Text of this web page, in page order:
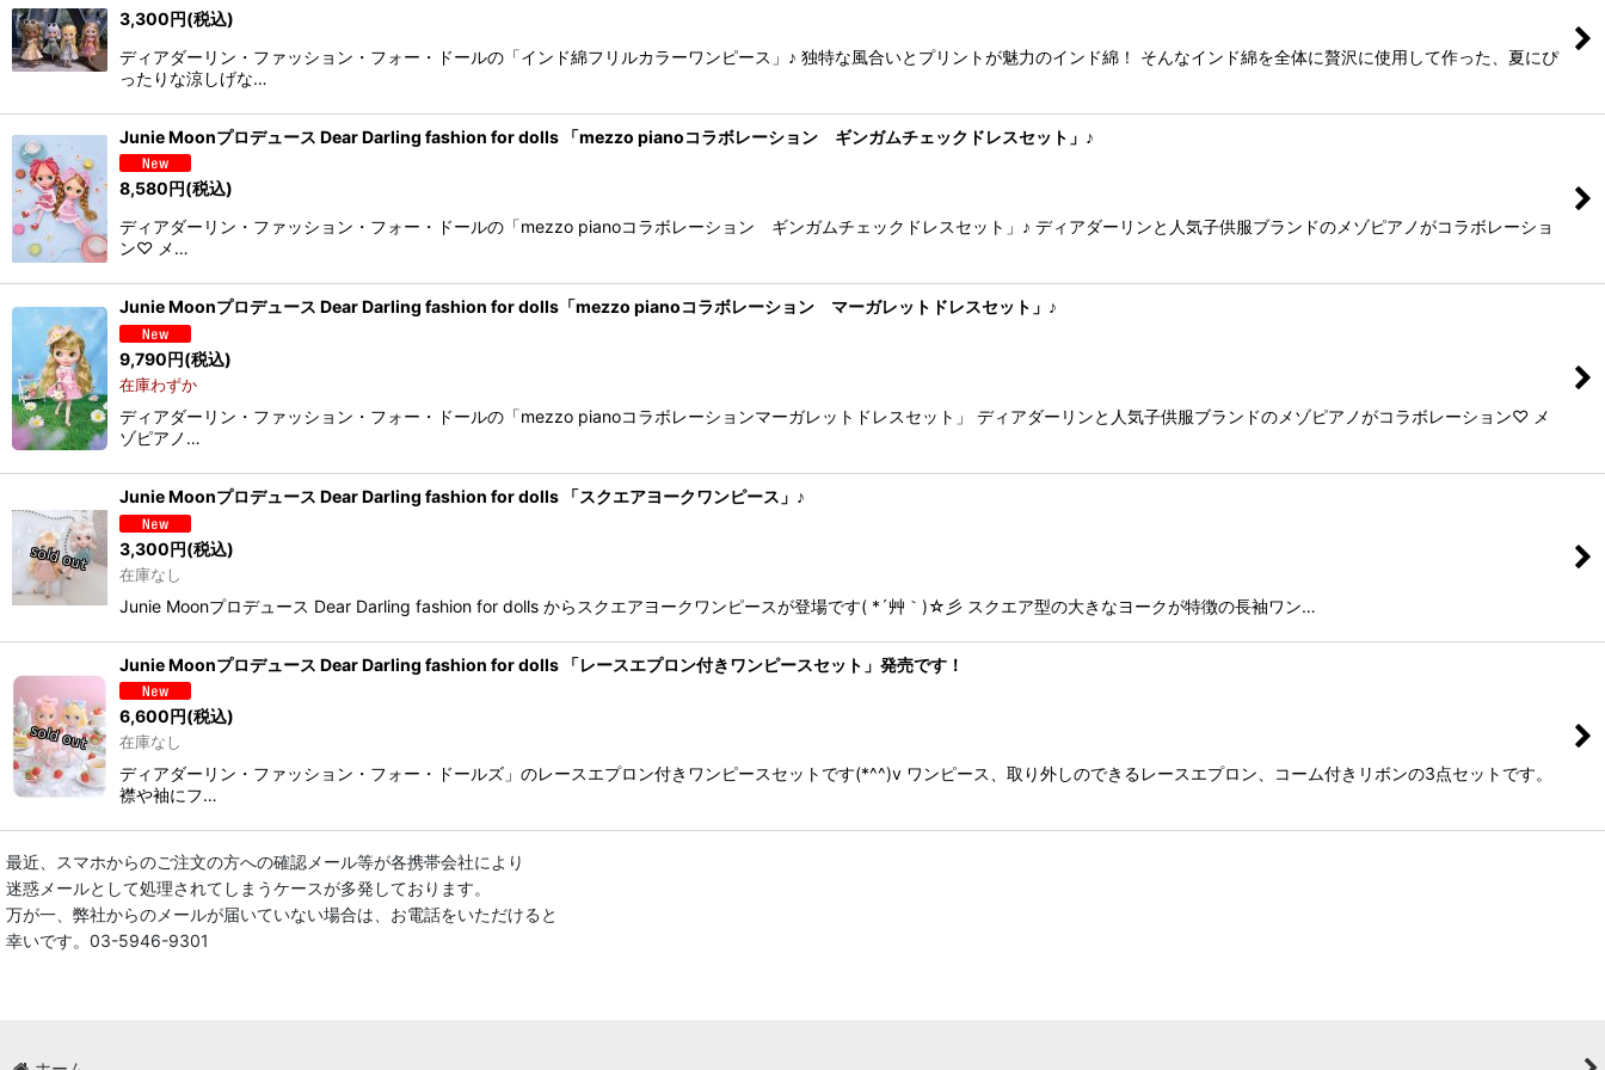
3,300円(税込)
ディアダーリン・ファッション・フォー・ドールの「インド綿フリルカラーワンピース」♪ 独特な風合いとプリントが魅力のインド綿！ そんなインド綿を全体に贅沢に使用して作った、夏にぴ
ったりな涼しげな…
Junie Moonプロデュース Dear Darling fashion for dolls 「mezzo pianoコラボレーション ギンガムチェックドレスセット」♪
8,580円(税込)
ディアダーリン・ファッション・フォー・ドールの「mezzo pianoコラボレーション ギンガムチェックドレスセット」♪ ディアダーリンと人気子供服ブランドのメゾピアノがコラボレーショ
ン♡ メ…
Junie Moonプロデュース Dear Darling fashion for dolls「mezzo pianoコラボレーション マーガレットドレスセット」♪
9,790円(税込)
在庫わずか
ディアダーリン・ファッション・フォー・ドールの「mezzo pianoコラボレーションマーガレットドレスセット」 ディアダーリンと人気子供服ブランドのメゾピアノがコラボレーション♡ メ
ゾピアノ…
Junie Moonプロデュース Dear Darling fashion for dolls 「スクエアヨークワンピース」♪
3,300円(税込)
在庫なし
Junie Moonプロデュース Dear Darling fashion for dolls からスクエアヨークワンピースが登場です( *´艸｀)☆彡 スクエア型の大きなヨークが特徴の長袖ワン…
Junie Moonプロデュース Dear Darling fashion for dolls 「レースエプロン付きワンピースセット」発売です！
6,600円(税込)
在庫なし
ディアダーリン・ファッション・フォー・ドールズ」のレースエプロン付きワンピースセットです(*^^)v ワンピース、取り外しのできるレースエプロン、コーム付きリボンの3点セットです。
襟や袖にフ…
最近、スマホからのご注文の方への確認メール等が各携帯会社により
迷惑メールとして処理されてしまうケースが多発しております。
万が一、弊社からのメールが届いていない場合は、お電話をいただけると
幸いです。03-5946-9301